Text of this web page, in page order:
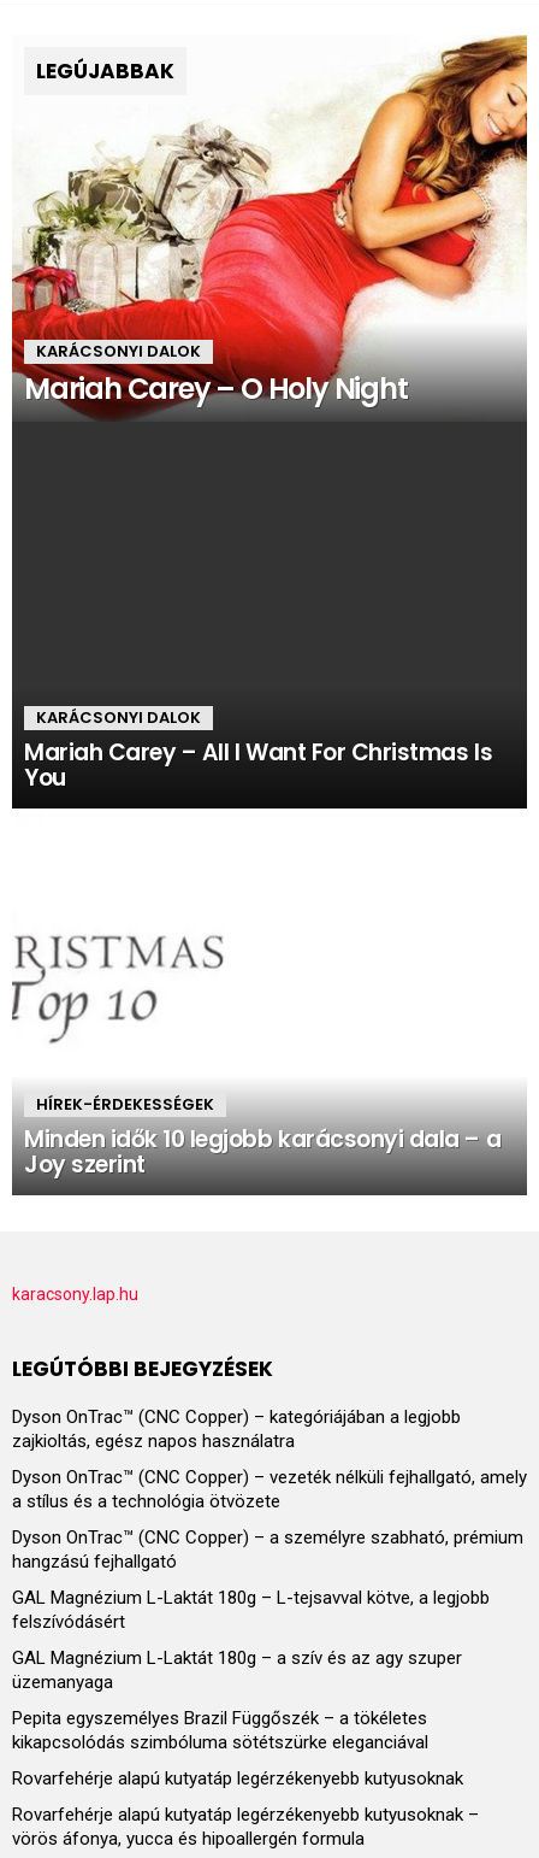
LEGÚJABBAK
KARÁCSONYI DALOK
Mariah Carey – O Holy Night
KARÁCSONYI DALOK
Mariah Carey – All I Want For Christmas Is
You
HÍREK-ÉRDEKESSÉGEK
Minden idők 10 legjobb karácsonyi dala – a
Joy szerint
karacsony.lap.hu
LEGÚTÓBBI BEJEGYZÉSEK
Dyson OnTrac™ (CNC Copper) – kategóriájában a legjobb
zajkioltás, egész napos használatra
Dyson OnTrac™ (CNC Copper) – vezeték nélküli fejhallgató, amely
a stílus és a technológia ötvözete
Dyson OnTrac™ (CNC Copper) – a személyre szabható, prémium
hangzású fejhallgató
GAL Magnézium L-Laktát 180g – L-tejsavval kötve, a legjobb
felszívódásért
GAL Magnézium L-Laktát 180g – a szív és az agy szuper
üzemanyaga
Pepita egyszemélyes Brazil Függőszék – a tökéletes
kikapcsolódás szimbóluma sötétszürke eleganciával
Rovarfehérje alapú kutyatáp legérzékenyebb kutyusoknak
Rovarfehérje alapú kutyatáp legérzékenyebb kutyusoknak –
vörös áfonya, yucca és hipoallergén formula